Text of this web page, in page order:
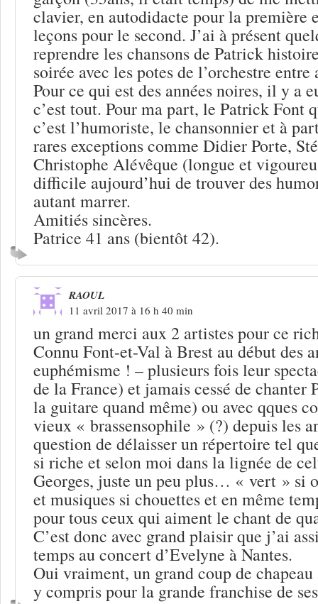
clavier, en autodidacte pour la première
leçons pour le second. J’ai à présent
reprendre les chansons de Patrick
soirée avec les potes de l’orchestre entre
Pour ce qui est des années noires, il y a
c’est tout. Pour ma part, le Patrick Font
c’est l’humoriste, le chansonnier et à
rares exceptions comme Didier Porte,
Christophe Alévêque (longue et
difficile aujourd’hui de trouver des
autant marrer.
Amitiés sincères.
Patrice 41 ans (bientôt 42).
RAOUL
11 avril 2017 à 16 h 40 min
un grand merci aux 2 artistes pour ce
Connu Font-et-Val à Brest au début des
euphémisme ! – plusieurs fois leur
de la France) et jamais cessé de chanter
la guitare quand même) ou avec qques
vieux « brassensophile » (?) depuis les
question de délaisser un répertoire tel
si riche et selon moi dans la lignée de
Georges, juste un peu plus… « vert » si
et musiques si chouettes et en même
pour tous ceux qui aiment le chant de
C’est donc avec grand plaisir que j’ai
temps au concert d’Evelyne à Nantes.
Oui vraiment, un grand coup de
y compris pour la grande franchise de